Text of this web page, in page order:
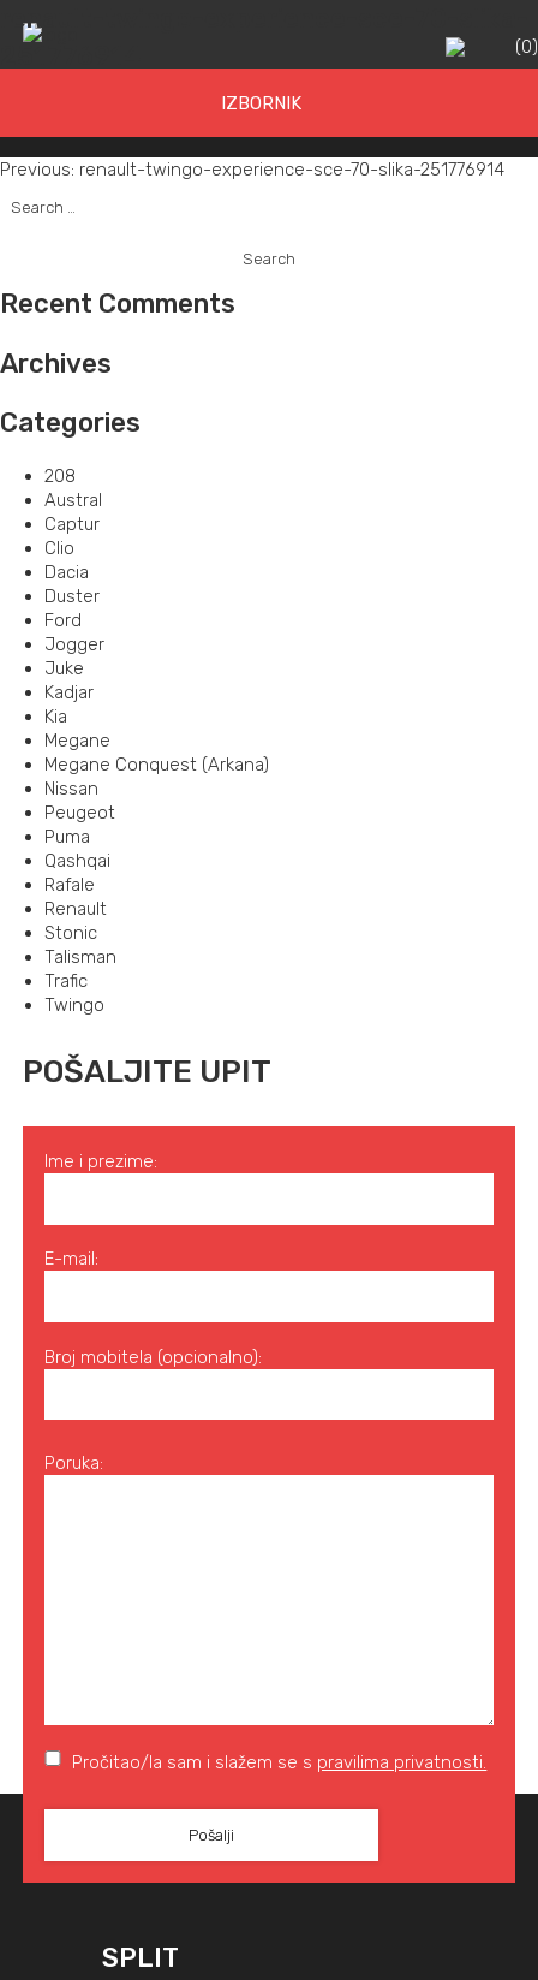
IZBORNIK
(0)
renault-twingo-experience-sce-70-slika-
Post
navigation
Previous: renault-twingo-experience-sce-70-slika-251776914
for:
Recent Comments
Archives
Categories
208
Austral
Captur
Clio
Dacia
Duster
Ford
Jogger
Juke
Kadjar
Kia
Megane
Megane Conquest (Arkana)
Nissan
Peugeot
Puma
Qashqai
Rafale
Renault
Stonic
Talisman
Trafic
Twingo
POŠALJITE UPIT
Ime i prezime:
E-mail:
Broj mobitela (opcionalno):
Poruka:
Pročitao/la sam i slažem se s pravilima privatnosti.
SPLIT